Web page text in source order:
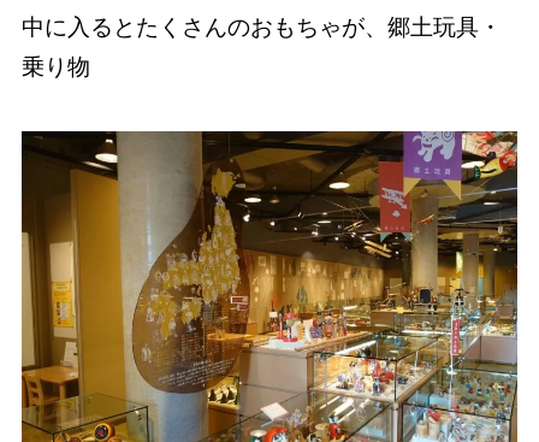
中に入るとたくさんのおもちゃが、郷土玩具・
乗り物